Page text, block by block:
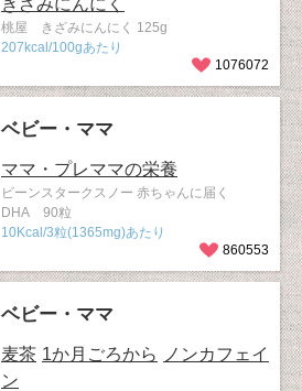
きざみにんにく
桃屋 きざみにんにく 125g
207kcal/100gあたり
1076072
ベビー・ママ
ママ・プレママの栄養
ビーンスタークスノー 赤ちゃんに届く
DHA 90粒
10Kcal/3粒(1365mg)あたり
860553
ベビー・ママ
麦茶 1か月ごろから
ノンカフェイ
ン